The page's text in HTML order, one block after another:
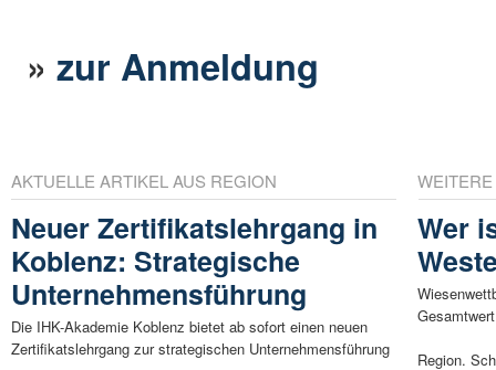
»zur Anmeldung
AKTUELLE ARTIKEL AUS REGION
Neuer Zertifikatslehrgang in
Koblenz: Strategische
Unternehmensführung
Die IHK-Akademie Koblenz bietet ab sofort einen neuen
Zertifikatslehrgang zur strategischen Unternehmensführung
Wer
Region.